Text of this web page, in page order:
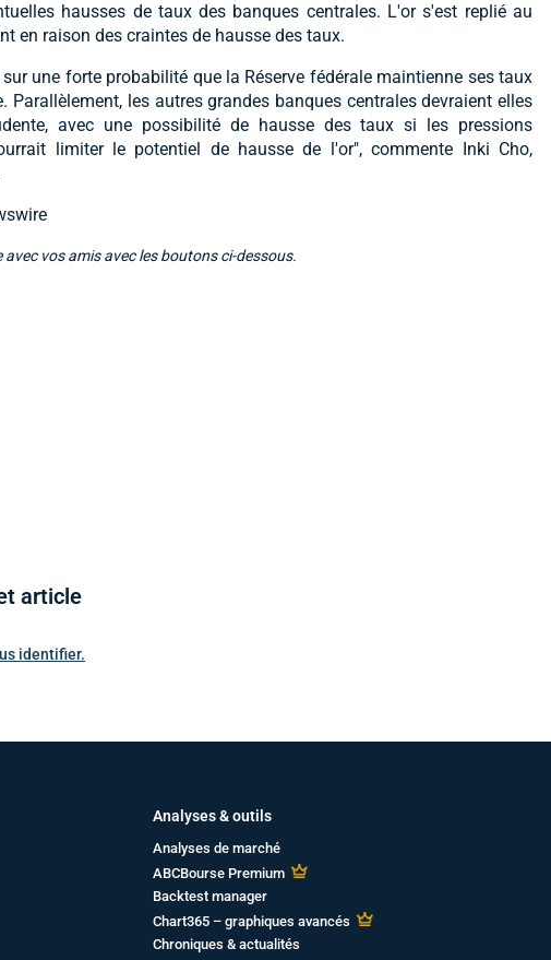
hausses de taux des banques centrales. L'or s'est replié au
en raison des craintes de hausse des taux.
une forte probabilité que la Réserve fédérale maintienne ses taux
Parallèlement, les autres grandes banques centrales devraient elles
avec une possibilité de hausse des taux si les pressions
limiter le potentiel de hausse de l'or", commente Inki Cho,
vos amis avec les boutons ci-dessous.
article
identifier.
Analyses & outils
Analyses de marché
ABCBourse Premium
Backtest manager
Chart365 – graphiques avancés
Chroniques & actualités